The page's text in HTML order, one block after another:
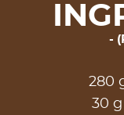
280
30